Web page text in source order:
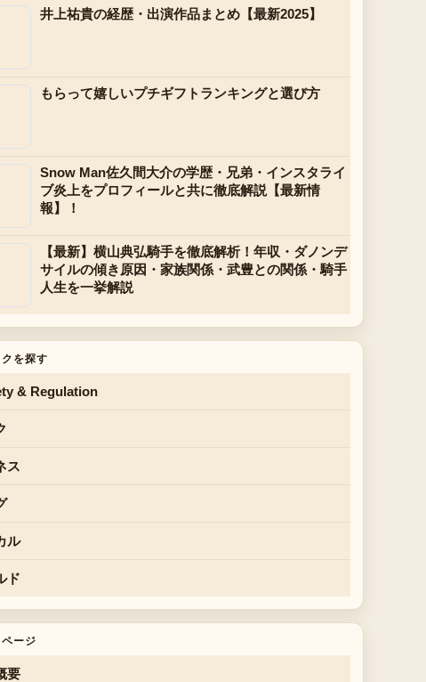
井上祐貴の経歴・出演作品まとめ【最新2025】
もらって嬉しいプチギフトランキングと選び方
Snow Man佐久間大介の学歴・兄弟・インスタライ
ブ炎上をプロフィールと共に徹底解説【最新情
報】！
【最新】横山典弘騎手を徹底解析！年収・ダノンデ
サイルの傾き原因・家族関係・武豊との関係・騎手
人生を一挙解説
クを探す
& Regulation
ス
ル
ド
ージ
要